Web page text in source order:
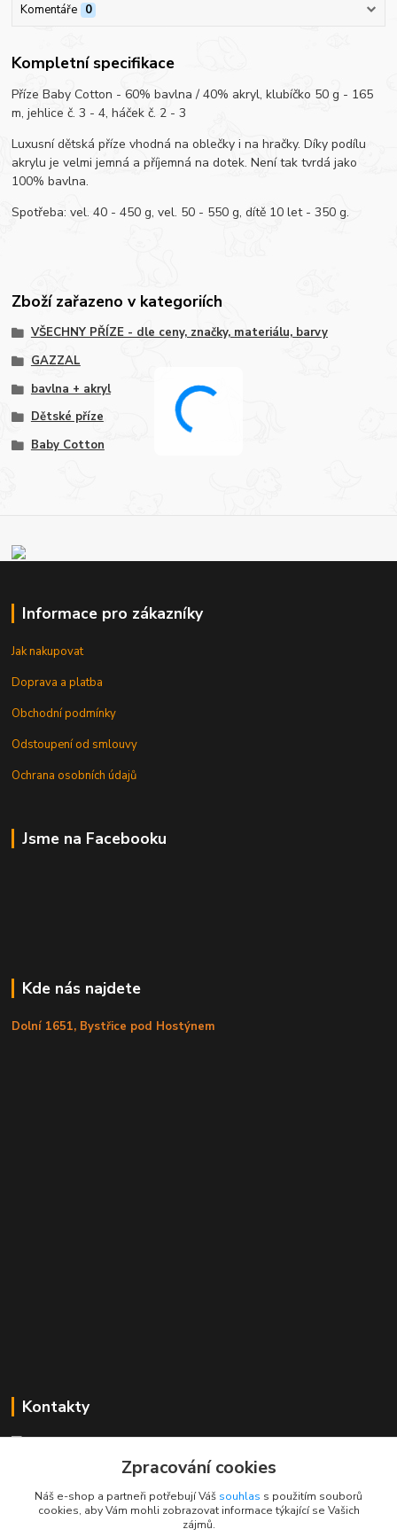
Komentáře 0
Kompletní specifikace
Příze Baby Cotton - 60% bavlna / 40% akryl, klubíčko 50 g - 165
m, jehlice č. 3 - 4, háček č. 2 - 3
Luxusní dětská příze vhodná na oblečky i na hračky. Díky podílu
akrylu je velmi jemná a příjemná na dotek. Není tak tvrdá jako
100% bavlna.
Spotřeba: vel. 40 - 450 g, vel. 50 - 550 g, dítě 10 let - 350 g.
Zboží zařazeno v kategoriích
VŠECHNY PŘÍZE - dle ceny, značky, materiálu, barvy
GAZZAL
bavlna + akryl
Dětské příze
Baby Cotton
Informace pro zákazníky
Jak nakupovat
Doprava a platba
Obchodní podmínky
Odstoupení od smlouvy
Ochrana osobních údajů
Jsme na Facebooku
Kde nás najdete
Dolní 1651, Bystřice pod Hostýnem
Kontakty
+420 725 613 837
info@rajklubicek.cz
Zpracování cookies
Náš e-shop a partneři potřebují Váš souhlas s použitím souborů
cookies, aby Vám mohli zobrazovat informace týkající se Vašich
zájmů.